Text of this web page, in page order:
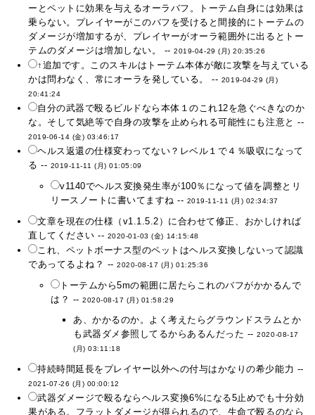
ーとペットに効果を与えるオーラバフ。トーテム自身には効果は
乗らない。プレイヤーがこのバフを受けると間接的にトーテムの
ダメージが増加するが、プレイヤーがオーラ範囲外に出るとトー
テムのダメージは増加しない。 --2019-04-29 (月) 20:35:26
↑追加です。このスキルはトーテム本体が敵に攻撃を与えている
かは問わなく、常にオーラを発している。 -- 2019-04-29 (月)
20:41:24
自分の武器で殴るビルドなら本体１のこれ12を急ぐべきなのか
な。そして気絶等で自身の攻撃を止められる可能性にも注意と --
2019-06-14 (金) 03:46:17
ヘルス返還の仕様変わってない？レベル１で４％吸収になって
る -- 2019-11-11 (月) 01:05:09
v1140でヘルス変換発生率が100％になって値を調整とリ
リースノートに書いてますね -- 2019-11-11 (月) 02:34:37
文章を現在の仕様（v1.1.5.2）に合わせて修正、おかしければ
直してください -- 2020-01-03 (金) 14:15:48
これ、ペットボーナス型のペットはヘルス変換しないって認識
であってるよね？ --2020-08-17 (月) 01:25:36
トーテムから5mの範囲に居たらこれのバフがかかるんで
は？ --2020-08-17 (月) 01:58:29
あ、かかるのか。よく考えたらグラウンドスラムとか
も武器ダメ参照してるからあるんだった --2020-08-17
(月) 03:11:18
持続時間延長をプレイヤー以外への付与はかなりの希少能力 --
2021-07-26 (月) 00:00:12
武器ダメージで殴るならヘルス変換6%になる5止めでも十分効
果がある。フラットダメージが得られるので、生命で殴るのなら